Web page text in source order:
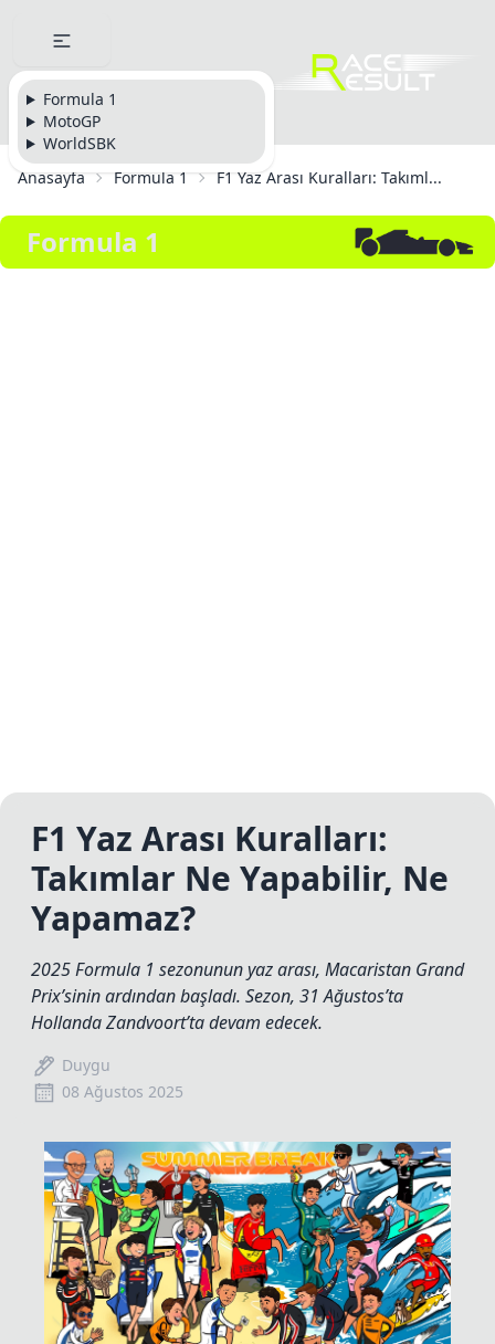
Formula 1
MotoGP
WorldSBK
Anasayfa
Formula 1 F1 Yaz Arası Kuralları: Takıml...
Formula 1
F1 Yaz Arası Kuralları:
Takımlar Ne Yapabilir, Ne
Yapamaz?
2025 Formula 1 sezonunun yaz arası, Macaristan Grand
Prix’sinin ardından başladı. Sezon, 31 Ağustos’ta
Hollanda Zandvoort’ta devam edecek.
Duygu
08 Ağustos 2025